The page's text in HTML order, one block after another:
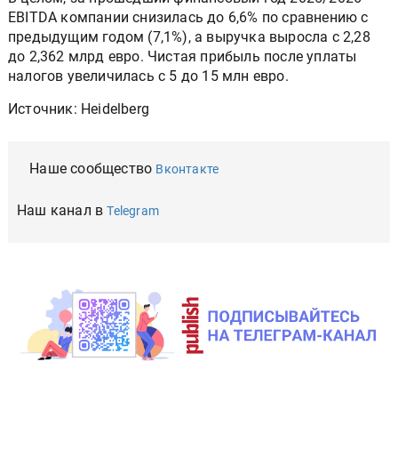
EBITDA компании снизилась до 6,6% по сравнению с
предыдущим годом (7,1%), а выручка выросла с 2,28
до 2,362 млрд евро. Чистая прибыль после уплаты
налогов увеличилась с 5 до 15 млн евро.
Источник: Heidelberg
Наше сообщество Вконтакте
Наш канал вTelegram